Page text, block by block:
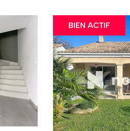
BIEN ACTIF